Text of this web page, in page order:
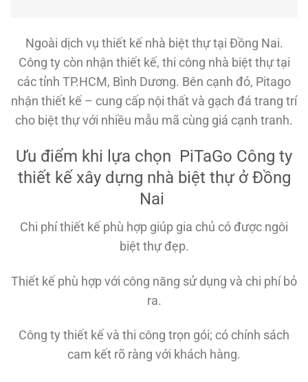
Ngoài dịch vụ thiết kế nhà biệt thự tại Đồng Nai.
Công ty còn nhận thiết kế, thi công nhà biệt thự tại
các tỉnh TP.HCM, Bình Dương. Bên cạnh đó, Pitago
nhận thiết kế – cung cấp nội thất và gạch đá trang trí
cho biệt thự với nhiều mẫu mã cùng giá cạnh tranh.
Ưu điểm khi lựa chọn PiTaGo Công ty
thiết kế xây dựng nhà biệt thự ở Đồng
Nai
Chi phí thiết kế phù hợp giúp gia chủ có được ngôi
biệt thự đẹp.
Thiết kế phù hợp với công năng sử dụng và chi phí bỏ
ra.
Công ty thiết kế và thi công trọn gói; có chính sách
cam kết rõ ràng với khách hàng.